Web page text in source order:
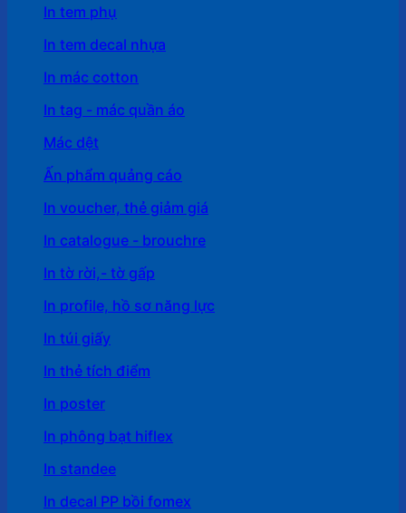
In tem phụ
In tem decal nhựa
In mác cotton
In tag - mác quần áo
Mác dệt
Ấn phẩm quảng cáo
In voucher, thẻ giảm giá
In catalogue - brouchre
In tờ rời,- tờ gấp
In profile, hồ sơ năng lực
In túi giấy
In thẻ tích điểm
In poster
In phông bạt hiflex
In standee
In decal PP bồi fomex